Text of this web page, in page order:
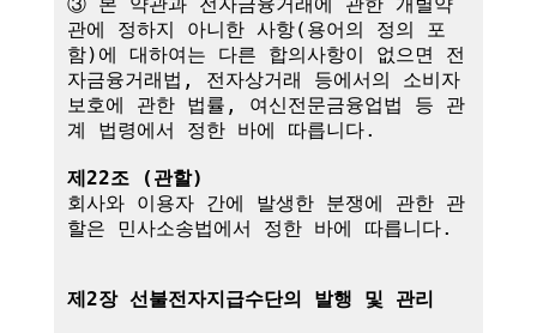
관에 정하지 아니한 사항(용어의 정의 포
함)에 대하여는 다른 합의사항이 없으면 전
자금융거래법, 전자상거래 등에서의 소비자
보호에 관한 법률, 여신전문금융업법 등 관
계 법령에서 정한 바에 따릅니다.
제22조 (관할)
회사와 이용자 간에 발생한 분쟁에 관한 관
할은 민사소송법에서 정한 바에 따릅니다.
제2장 선불전자지급수단의 발행 및 관리